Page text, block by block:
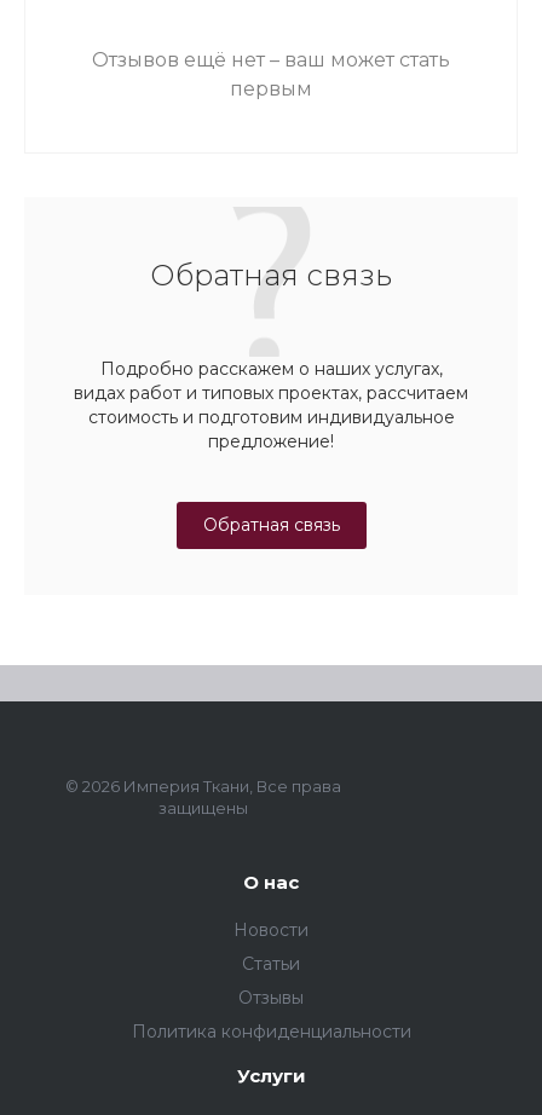
Отзывов ещё нет – ваш может стать
первым
Обратная связь
Подробно расскажем о наших услугах,
видах работ и типовых проектах, рассчитаем
стоимость и подготовим индивидуальное
предложение!
Обратная связь
© 2026 Империя Ткани, Все права
защищены
О нас
Новости
Статьи
Отзывы
Политика конфиденциальности
Услуги